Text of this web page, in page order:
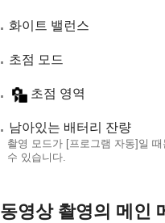
화이트 밸런스
초점 모드
초점 영역
남아있는 배터리 잔량
촬영 모드가 [프로그램 자동] 일
수 있습니다.
동영상 촬영의 메인